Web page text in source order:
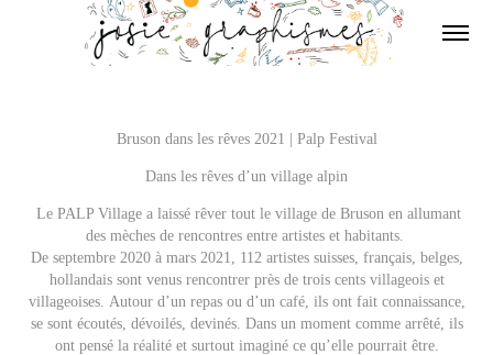
Bruson dans les rêves 2021 | Palp Festival
Dans les rêves d’un village alpin
Le PALP Village a laissé rêver tout le village de Bruson en allumant
des mèches de rencontres entre artistes et habitants.
De septembre 2020 à mars 2021, 112 artistes suisses, français, belges,
hollandais sont venus rencontrer près de trois cents villageois et
villageoises. Autour d’un repas ou d’un café, ils ont fait connaissance,
se sont écoutés, dévoilés, devinés. Dans un moment comme arrêté, ils
ont pensé la réalité et surtout imaginé ce qu’elle pourrait être.